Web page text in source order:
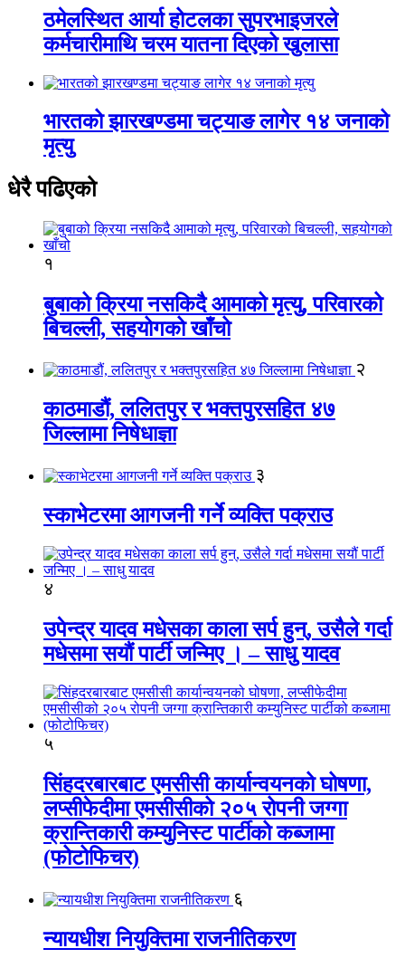
ठमेलस्थित आर्या होटलका सुपरभाइजरले
कर्मचारीमाथि चरम यातना दिएको खुलासा
भारतको झारखण्डमा चट्याङ लागेर १४ जनाको
मृत्यु
धेरै पढिएको
१
बुबाको क्रिया नसकिदै आमाको मृत्यु, परिवारको
बिचल्ली, सहयोगको खाँचो
२
काठमाडौं, ललितपुर र भक्तपुरसहित ४७
जिल्लामा निषेधाज्ञा
३
स्काभेटरमा आगजनी गर्ने व्यक्ति पक्राउ
४
उपेन्द्र यादव मधेसका काला सर्प हुन्, उसैले गर्दा
मधेसमा सयौं पार्टी जन्मिए । – साधु यादव
५
सिंहदरबारबाट एमसीसी कार्यान्वयनको घोषणा,
लप्सीफेदीमा एमसीसीको २०५ रोपनी जग्गा
क्रान्तिकारी कम्युनिस्ट पार्टीको कब्जामा
(फोटोफिचर)
६
न्यायधीश नियुक्तिमा राजनीतिकरण